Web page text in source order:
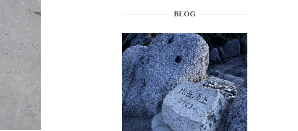
BLOG